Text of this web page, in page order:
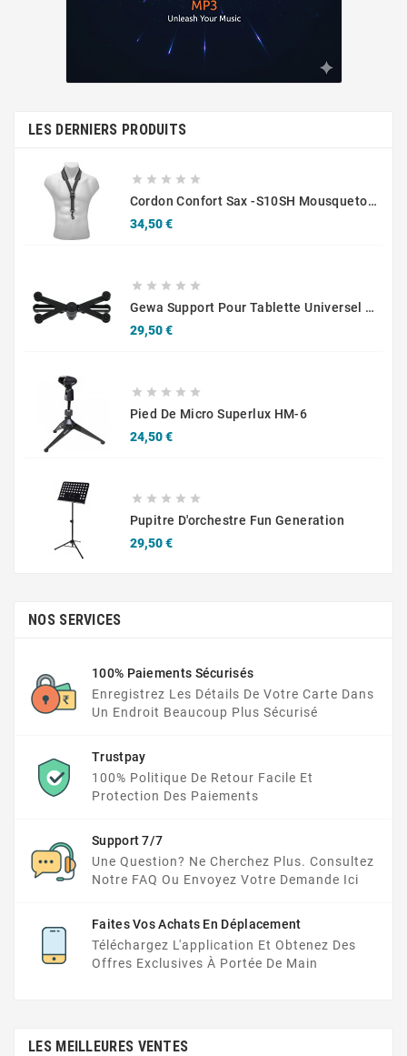
LES DERNIERS PRODUITS
    
Cordon Confort Sax -S10SH Mousqueton - Adultes
34,50 €Prix
    
Gewa Support Pour Tablette Universel 10.1-14"
29,50 €Prix
    
Pied De Micro Superlux HM-6
24,50 €Prix
    
Pupitre D'orchestre Fun Generation
29,50 €Prix
NOS SERVICES
100% Paiements Sécurisés
Enregistrez Les Détails De Votre Carte Dans
Un Endroit Beaucoup Plus Sécurisé
Trustpay
100% Politique De Retour Facile Et
Protection Des Paiements
Support 7/7
Une Question? Ne Cherchez Plus. Consultez
Notre FAQ Ou Envoyez Votre Demande Ici
Faites Vos Achats En Déplacement
Téléchargez L'application Et Obtenez Des
Offres Exclusives À Portée De Main
LES MEILLEURES VENTES